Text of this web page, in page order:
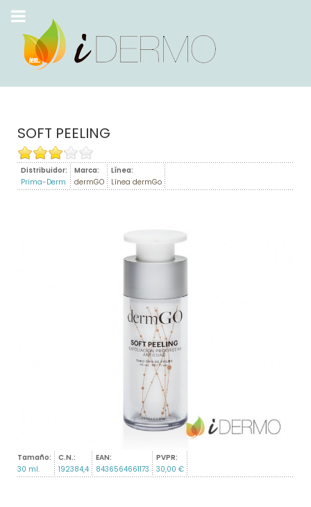
SOFT PEELING
Distribuidor:
Prima-Derm
Marca:
dermGO
Línea:
Línea dermGo
Tamaño:
30 ml.
C.N.:
192384,4
EAN:
8436564661173
PVPR:
30,00 €